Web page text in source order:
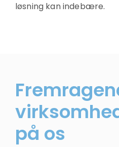
løsning kan indebære.
på os